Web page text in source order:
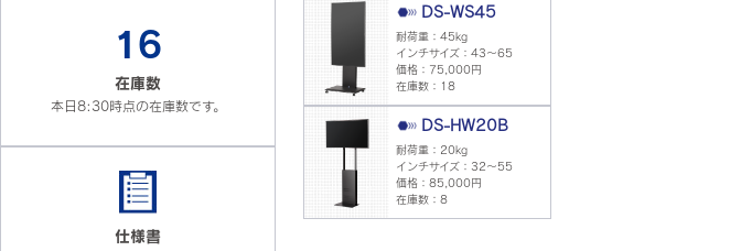
16
在庫数
本日8:30時点の在庫数です。
仕様書
DS-WS45
耐荷重：45kg
インチサイズ：43～65
価格：75,000円
在庫数：18
DS-HW20B
耐荷重：20kg
インチサイズ：32～55
価格：85,000円
在庫数：8